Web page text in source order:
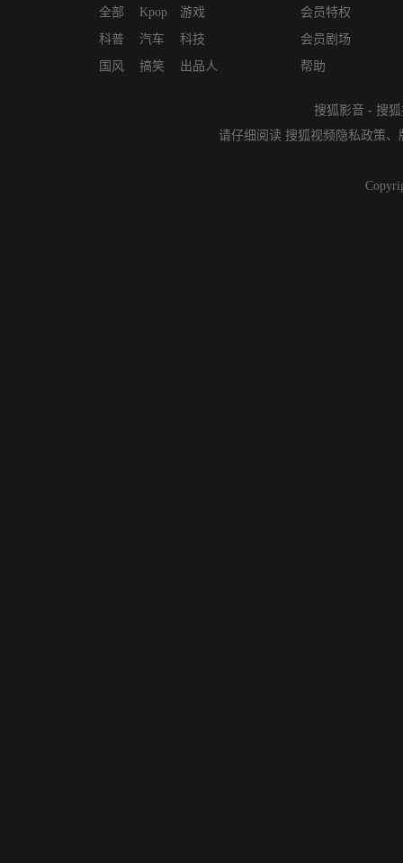
全部
科普
国风
Kpop
汽车
搞笑
游戏
科技
出品人
会员特权
会员剧场
帮助
搜狐影音 - 搜
请仔细阅读 搜狐视频隐私政策、